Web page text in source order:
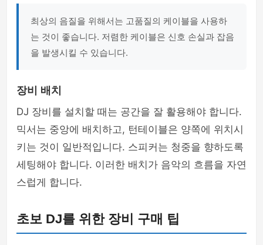
최상의 음질을 위해서는 고품질의 케이블을 사용하
는 것이 좋습니다. 저렴한 케이블은 신호 손실과 잡음
을 발생시킬 수 있습니다.
장비 배치
DJ 장비를 설치할 때는 공간을 잘 활용해야 합니다.
믹서는 중앙에 배치하고, 턴테이블은 양쪽에 위치시
키는 것이 일반적입니다. 스피커는 청중을 향하도록
세팅해야 합니다. 이러한 배치가 음악의 흐름을 자연
스럽게 합니다.
초보 DJ를 위한 장비 구매 팁